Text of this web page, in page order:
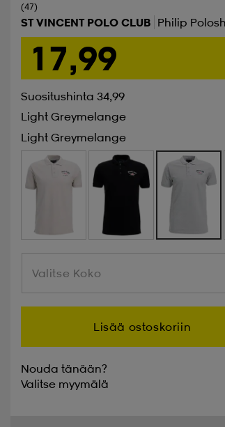
(47)
ST VINCENT POLO CLUB Philip
17,99
Suositushinta 34,99
Light Greymelange
Light Greymelange
Valitse Koko
Valitse Koko
Lisää ostoskoriin
Nouda tänään?
Valitse myymälä